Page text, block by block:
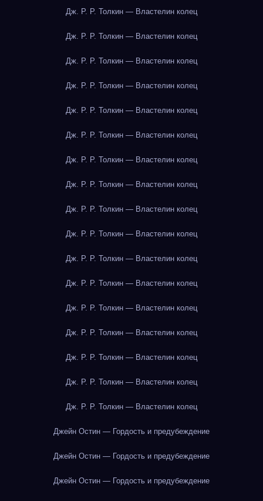
Дж. Р. Р. Толкин — Властелин колец
Дж. Р. Р. Толкин — Властелин колец
Дж. Р. Р. Толкин — Властелин колец
Дж. Р. Р. Толкин — Властелин колец
Дж. Р. Р. Толкин — Властелин колец
Дж. Р. Р. Толкин — Властелин колец
Дж. Р. Р. Толкин — Властелин колец
Дж. Р. Р. Толкин — Властелин колец
Дж. Р. Р. Толкин — Властелин колец
Дж. Р. Р. Толкин — Властелин колец
Дж. Р. Р. Толкин — Властелин колец
Дж. Р. Р. Толкин — Властелин колец
Дж. Р. Р. Толкин — Властелин колец
Дж. Р. Р. Толкин — Властелин колец
Дж. Р. Р. Толкин — Властелин колец
Дж. Р. Р. Толкин — Властелин колец
Дж. Р. Р. Толкин — Властелин колец
Джейн Остин — Гордость и предубеждение
Джейн Остин — Гордость и предубеждение
Джейн Остин — Гордость и предубеждение